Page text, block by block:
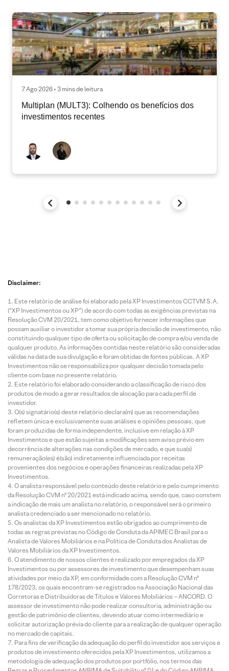
7 Ago 2026 • 3 mins de leitura
Multiplan (MULT3): Colhendo os benefícios dos
investimentos recentes
Disclaimer:
Este relatório de análise foi elaborado pela XP Investimentos CCTVM S.A.
(“XP Investimentos ou XP”) de acordo com todas as exigências previstas na
Resolução CVM 20/2021, tem como objetivo fornecer informações que
possam auxiliar o investidor a tomar sua própria decisão de investimento, não
constituindo qualquer tipo de oferta ou solicitação de compra e/ou venda de
qualquer produto. As informações contidas neste relatório são consideradas
válidas na data de sua divulgação e foram obtidas de fontes públicas. A XP
Investimentos não se responsabiliza por qualquer decisão tomada pelo
cliente com base no presente relatório.
Este relatório foi elaborado considerando a classificação de risco dos
produtos de modo a gerar resultados de alocação para cada perfil de
investidor.
O(s) signatário(s) deste relatório declara(m) que as recomendações
refletem única e exclusivamente suas análises e opiniões pessoais, que
foram produzidas de forma independente, inclusive em relação à XP
Investimentos e que estão sujeitas a modificações sem aviso prévio em
decorrência de alterações nas condições de mercado, e que sua(s)
remuneração(es) é(são) indiretamente influenciada por receitas
provenientes dos negócios e operações financeiras realizadas pela XP
Investimentos.
O analista responsável pelo conteúdo deste relatório e pelo cumprimento
da Resolução CVM nº 20/2021 está indicado acima, sendo que, caso constem
a indicação de mais um analista no relatório, o responsável será o primeiro
analista credenciado a ser mencionado no relatório.
Os analistas da XP Investimentos estão obrigados ao cumprimento de
todas as regras previstas no Código de Conduta da APIMEC Brasil para o
Analista de Valores Mobiliários e na Política de Conduta dos Analistas de
Valores Mobiliários da XP Investimentos.
O atendimento de nossos clientes é realizado por empregados da XP
Investimentos ou por assessores de investimento que desempenham suas
atividades por meio da XP, em conformidade com a Resolução CVM nº
178/2023, os quais encontram-se registrados na Associação Nacional das
Corretoras e Distribuidoras de Títulos e Valores Mobiliários – ANCORD. O
assessor de investimento não pode realizar consultoria, administração ou
gestão de patrimônio de clientes, devendo atuar como intermediário e
solicitar autorização prévia do cliente para a realização de qualquer operação
no mercado de capitais.
Para fins de verificação da adequação do perfil do investidor aos serviços e
produtos de investimento oferecidos pela XP Investimentos, utilizamos a
metodologia de adequação dos produtos por portfólio, nos termos das